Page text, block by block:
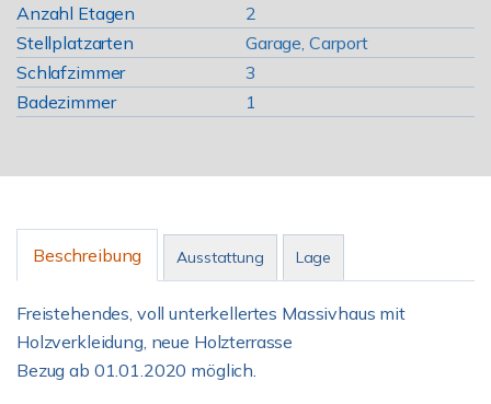
Anzahl Etagen
2
Stellplatzarten
Garage, Carport
Schlafzimmer
3
Badezimmer
1
Beschreibung Ausstattung Lage
Freistehendes, voll unterkellertes Massivhaus mit
Holzverkleidung, neue Holzterrasse
Bezug ab 01.01.2020 möglich.